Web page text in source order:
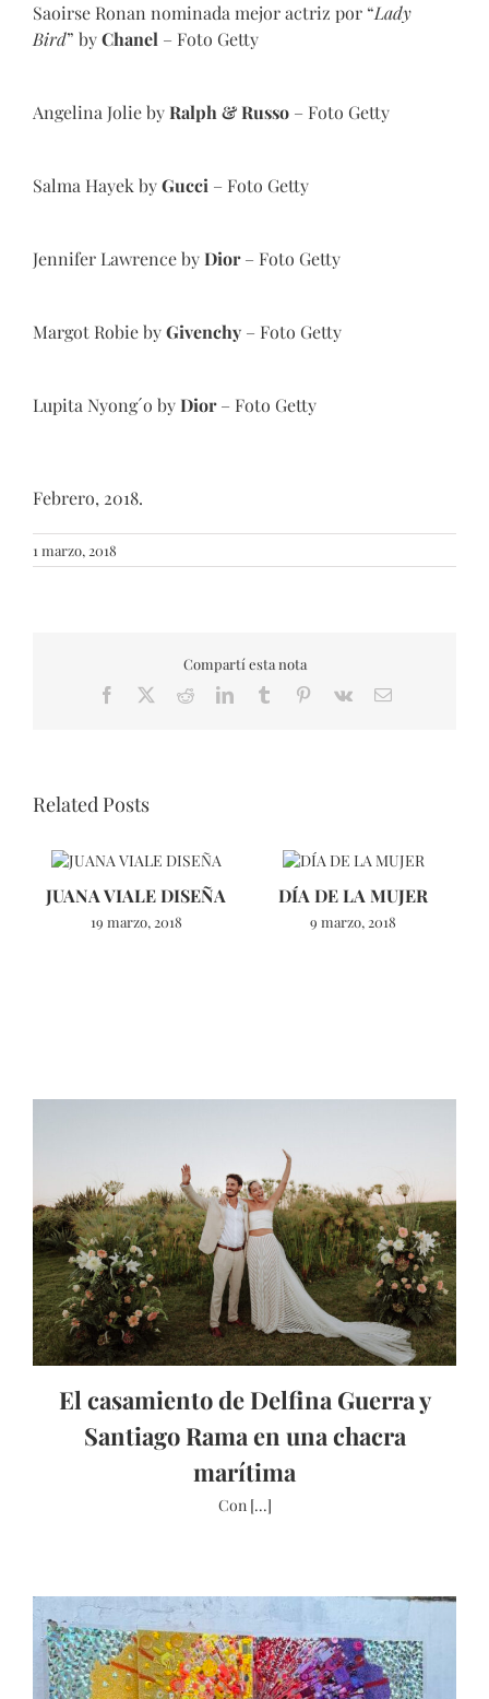
Saoirse Ronan nominada mejor actriz por “Lady
Bird” byChanel – Foto Getty
Angelina Jolie byRalph & Russo – Foto Getty
Salma Hayek byGucci – Foto Getty
Jennifer Lawrence byDior– Foto Getty
Margot Robie byGivenchy – Foto Getty
Lupita Nyong´o byDior– Foto Getty
Febrero, 2018.
1 marzo, 2018
Compartí esta nota
Facebook RedditLinkedInTumblr Pinterest
Vk Email
Related Posts
JUANA VIALE DISEÑA
19 marzo, 2018
DÍA DE LA MUJER
9 marzo, 2018
El casamiento de Delfina Guerra y
Santiago Rama en una chacra
marítima
Con [...]